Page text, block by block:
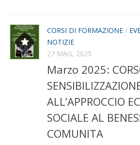
Notizie
Eventi
Formazione
Informazione all’accoglienza delle
Approfondimenti di temi specifici
Serate di sensibilizzazione alla
Corsi di formazione
CORSI DI FORMAZIONE /
NOTIZIE
27 MAG, 2025
Marzo 2025:
ALL’APPROCCIO
SOCIALE AL
COMUNITA